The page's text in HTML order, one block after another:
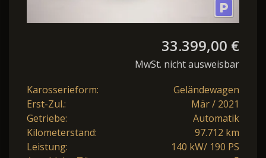
33.399,00 €
MwSt. nicht ausweisbar
Karosserieform:
Geländewagen
Erst-Zul.:
Mär / 2021
Getriebe:
Automatik
Kilometerstand:
97.712 km
Leistung:
140 kW/ 190 PS